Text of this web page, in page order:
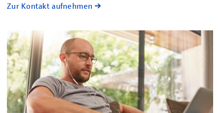
Zur Kontakt aufnehmen